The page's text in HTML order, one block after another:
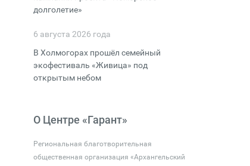
долголетие»
6 августа 2026 года
В Холмогорах прошёл семейный
экофестиваль «Живица» под
открытым небом
О Центре «Гарант»
Региональная благотворительная
общественная организация «Архангельский